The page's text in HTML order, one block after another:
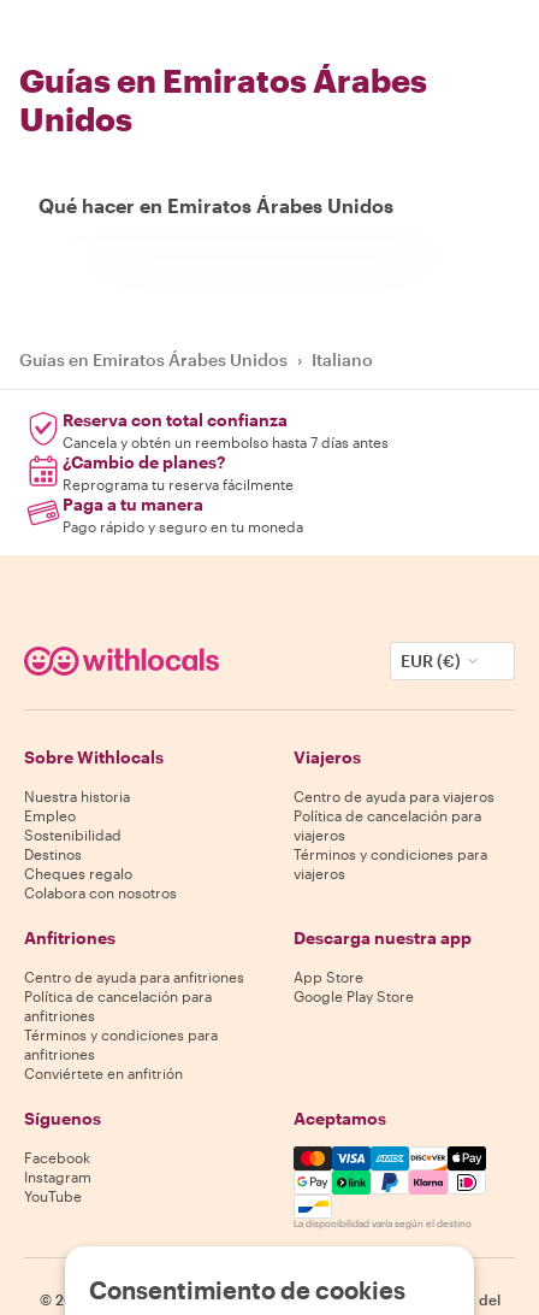
Guías en Emiratos Árabes
Unidos
Qué hacer en Emiratos Árabes Unidos
Guías en Emiratos Árabes Unidos › Italiano
Reserva con total confianza
Cancela y obtén un reembolso hasta 7 días antes
¿Cambio de planes?
Reprograma tu reserva fácilmente
Paga a tu manera
Pago rápido y seguro en tu moneda
EUR (€)
Sobre Withlocals
Nuestra historia
Empleo
Sostenibilidad
Destinos
Cheques regalo
Colabora con nosotros
Viajeros
Centro de ayuda para viajeros
Política de cancelación para
viajeros
Términos y condiciones para
viajeros
Anfitriones
Centro de ayuda para anfitriones
Política de cancelación para
anfitriones
Términos y condiciones para
anfitriones
Conviértete en anfitrión
Descarga nuestra app
App Store
Google Play Store
Síguenos
Facebook
Instagram
YouTube
Aceptamos
Mastercard, Visa, Amex,
La disponibilidad varía según el destino
© 2026 Withlocals.com | Política de privacidad | Cookies Mapa del
Consentimiento de cookies